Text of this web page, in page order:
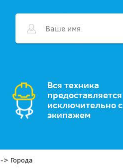
Вся техника
предоставляется
исключительно с
экипажем
-> Города